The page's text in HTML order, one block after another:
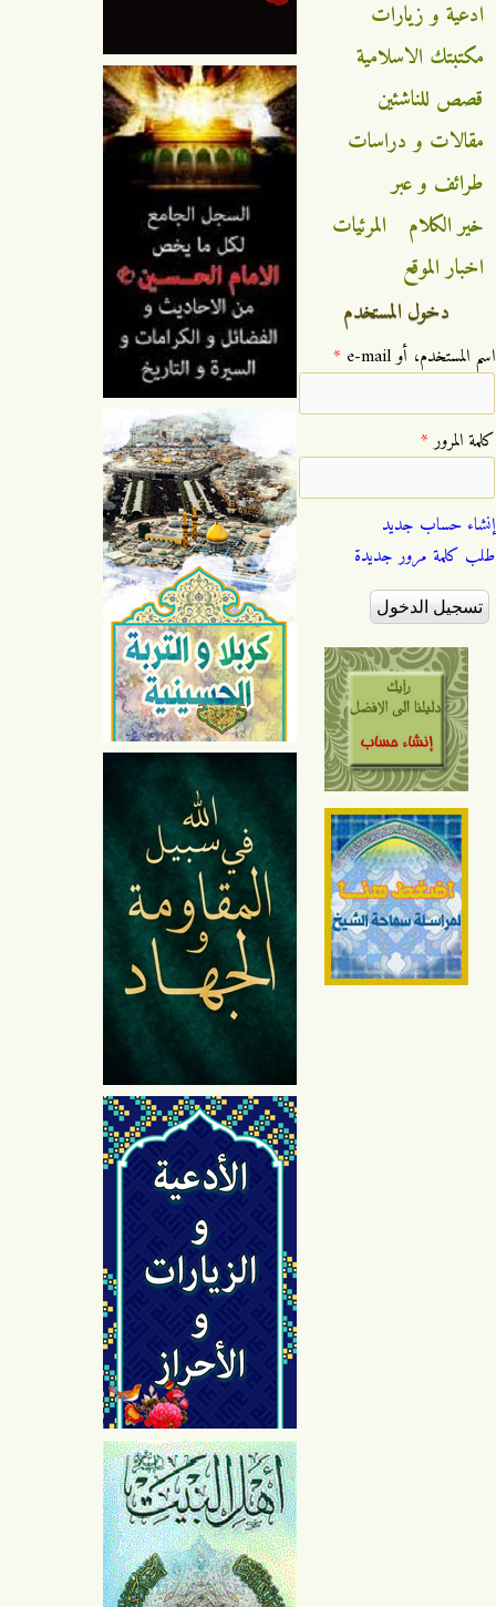
ادعية و زيارات
مكتبتك الاسلامية
قصص للناشئين
مقالات و دراسات
طرائف و عبر
خير الكلام
المرئيات
اخبار الموقع
دخول المستخدم
‏اسم المستخدم، أو e-mail ‏ *
‏كلمة المرور ‏*
إنشاء حساب جديد
طلب كلمة مرور جديدة